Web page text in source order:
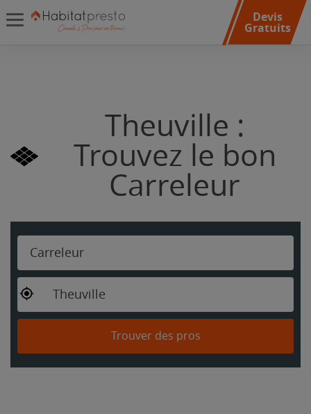
Devis
Gratuits
Theuville :
Trouvez le bon
Carreleur
Carreleur
Theuville
Trouver des pros